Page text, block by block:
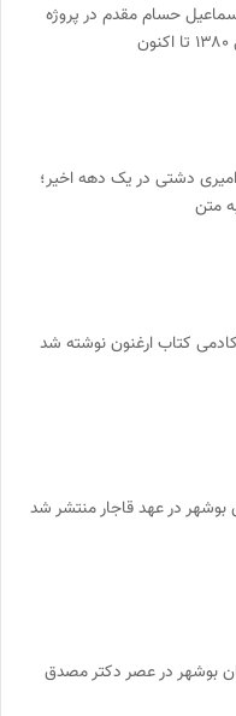
حسام مقدم در پروژه
دشتی در یک دهه اخیر؛
متن
کتاب ارغنون نوشته شد
در عهد قاجار منتشر شد
بوشهر در عصر دکتر مصدق